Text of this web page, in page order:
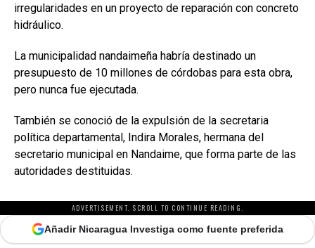
irregularidades en un proyecto de reparación con concreto
hidráulico.
La municipalidad nandaimeña habría destinado un
presupuesto de 10 millones de córdobas para esta obra,
pero nunca fue ejecutada.
También se conoció de la expulsión de la secretaria
política departamental, Indira Morales, hermana del
secretario municipal en Nandaime, que forma parte de las
autoridades destituidas.
ADVERTISEMENT. SCROLL TO CONTINUE READING.
Añadir Nicaragua Investiga como fuente preferida